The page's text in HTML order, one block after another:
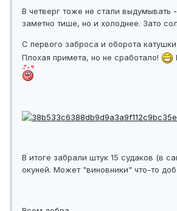
В четверг тоже не стали выдумывать
заметно тише, но и холоднее. Зато
С первого заброса и оборота
Плохая примета, но не сработало!
В итоге забрали штук 15 судаков (в
окуней. Может "виновники" что-то